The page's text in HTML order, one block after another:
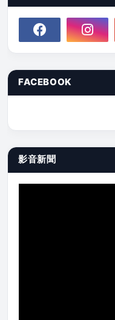
FACEBOOK
影音新聞